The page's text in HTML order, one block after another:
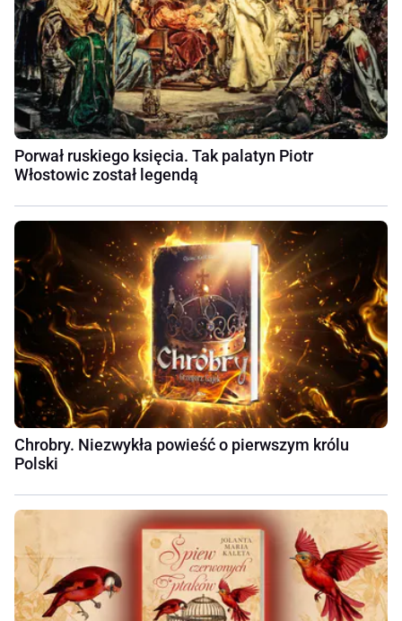
Porwał ruskiego księcia. Tak palatyn Piotr
Włostowic został legendą
Chrobry. Niezwykła powieść o pierwszym królu
Polski